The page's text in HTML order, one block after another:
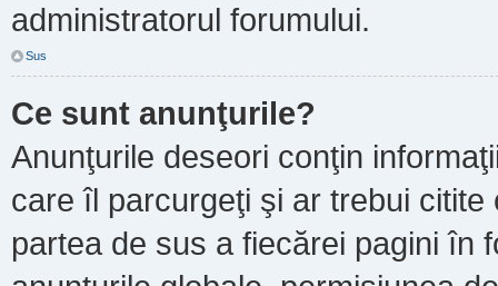
administratorul forumului.
Sus
Ce sunt anunţurile?
Anunţurile deseori conţin
care îl parcurgeţi şi ar trebui
partea de sus a fiecărei pagini în